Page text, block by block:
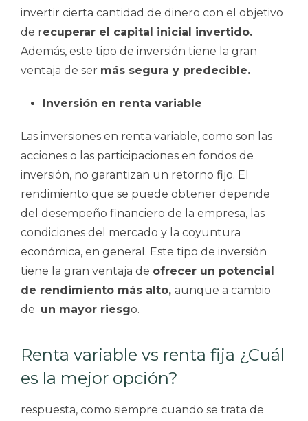
invertir cierta cantidad de dinero con el objetivo
de recuperar el capital inicial invertido.
Además, este tipo de inversión tiene la gran
ventaja de ser más segura y predecible.
Inversión en renta variable
Las inversiones en renta variable, como son las
acciones o las participaciones en fondos de
inversión, no garantizan un retorno fijo. El
rendimiento que se puede obtener depende
del desempeño financiero de la empresa, las
condiciones del mercado y la coyuntura
económica, en general. Este tipo de inversión
tiene la gran ventaja de ofrecer un potencial
de rendimiento más alto, aunque a cambio
de un mayor riesgo.
Renta variable vs renta fija ¿Cuál
es la mejor opción?
respuesta, como siempre cuando se trata de